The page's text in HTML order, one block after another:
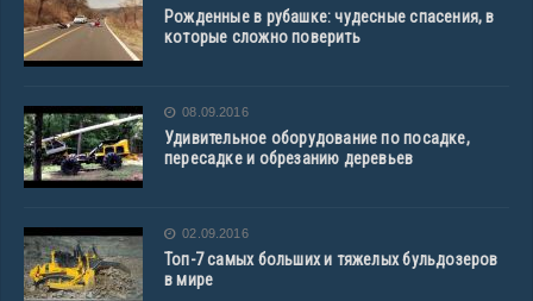
Рожденные в рубашке: чудесные спасения, в
которые сложно поверить
08.09.2016
Удивительное оборудование по посадке,
пересадке и обрезанию деревьев
02.09.2016
Топ-7 самых больших и тяжелых бульдозеров
в мире